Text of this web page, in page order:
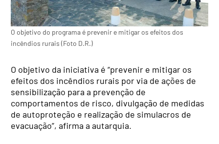
O objetivo do programa é prevenir e mitigar os efeitos dos
incêndios rurais (Foto D.R.)
O objetivo da iniciativa é “prevenir e mitigar os
efeitos dos incêndios rurais por via de ações de
sensibilização para a prevenção de
comportamentos de risco, divulgação de medidas
de autoproteção e realização de simulacros de
evacuação”, afirma a autarquia.